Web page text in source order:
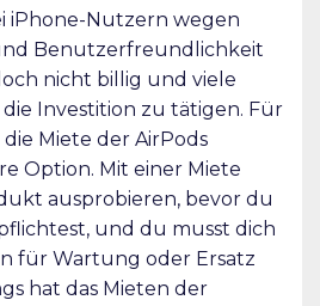
iPhone-Nutzern wegen
Benutzerfreundlichkeit
nicht billig und viele
Investition zu tätigen. Für
Miete der AirPods
Option. Mit einer Miete
ausprobieren, bevor du
und du musst dich
für Wartung oder Ersatz
hat das Mieten der